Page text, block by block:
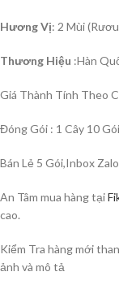
Hương Vị: 2 Mùi
Thương Hiệu :Hàn
Giá Thành Tính Theo
Đóng Gói : 1 Cây 10
Bán Lẻ 5 Gói,Inbox
An Tâm mua hàng tại
cao.
Kiểm Tra hàng mới
ảnh và mô tả